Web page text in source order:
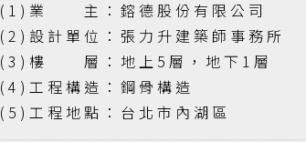
(1)業 主：鎔德股份有限公司
(2)設計單位：張力升建築師事務所
(3)樓 層：地上5層，地下1層
(4)工程構造：鋼骨構造
(5)工程地點：台北市內湖區